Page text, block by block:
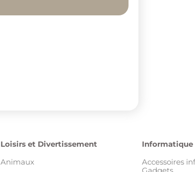
Loisirs et Divertissement
Animaux
Accessoires